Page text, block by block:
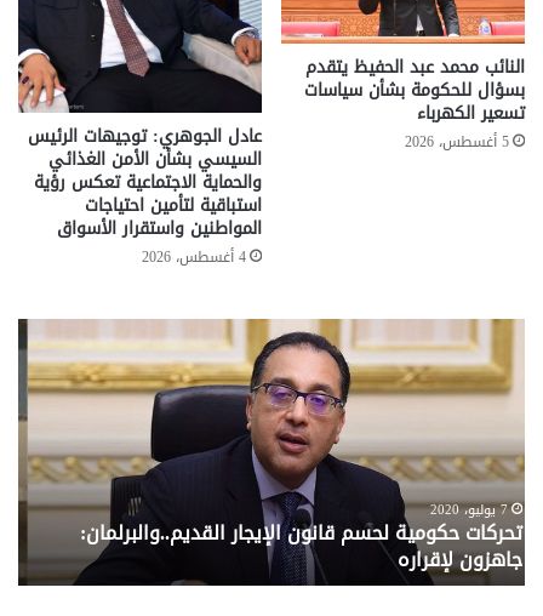
النائب محمد عبد الحفيظ يتقدم
بسؤال للحكومة بشأن سياسات
تسعير الكهرباء
5 أغسطس، 2026 عادل الجوهري: توجيهات الرئيس
السيسي بشأن الأمن الغذائي
والحماية الاجتماعية تعكس رؤية
استباقية لتأمين احتياجات
المواطنين واستقرار الأسواق
4 أغسطس، 2026
معاش
المطلقة
إليك
المطلوبة
للصرف
من
وزارة
التضامن
الاجتماعي
6 سبتمبر، 2020
معاش المطلقة .. إليك المستندات المطلوبة للصرف من
وزارة التضامن الاجتماعي